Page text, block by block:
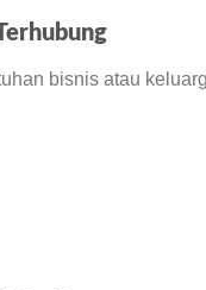
bisnis atau